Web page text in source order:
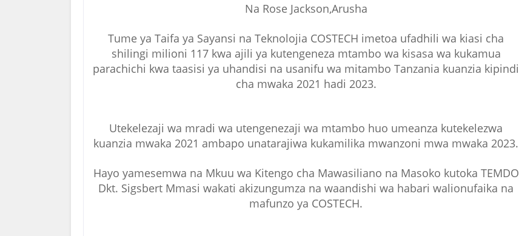
Na Rose Jackson,Arusha
Tume ya Taifa ya Sayansi na Teknolojia COSTECH imetoa ufadhili wa kiasi cha
shilingi milioni 117 kwa ajili ya kutengeneza mtambo wa kisasa wa kukamua
parachichi kwa taasisi ya uhandisi na usanifu wa mitambo Tanzania kuanzia kipindi
cha mwaka 2021 hadi 2023.
Utekelezaji wa mradi wa utengenezaji wa mtambo huo umeanza kutekelezwa
kuanzia mwaka 2021 ambapo unatarajiwa kukamilika mwanzoni mwa mwaka 2023.
Hayo yamesemwa na Mkuu wa Kitengo cha Mawasiliano na Masoko kutoka TEMDO
Dkt. Sigsbert Mmasi wakati akizungumza na waandishi wa habari walionufaika na
mafunzo ya COSTECH.